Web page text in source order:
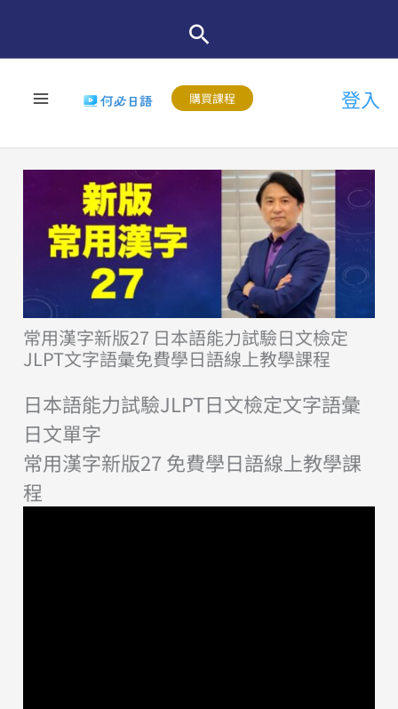
購買課程 登入
常用漢字新版27 日本語能力試驗日文檢定
JLPT文字語彙免費學日語線上教學課程
日本語能力試驗JLPT日文檢定文字語彙
日文單字
常用漢字新版27 免費學日語線上教學課
程